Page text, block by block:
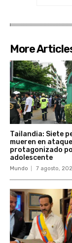
More
Tailandia: Siete
mueren en ataque
protagonizado
adolescente
Mundo 7 agosto,